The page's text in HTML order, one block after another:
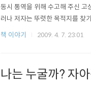
동시 통역을 위해 수고해 주신 고
러나 저자는 뚜렷한 목적지를 찾
원래 불확실한 것이다. 열정을 가
책 이야기 2009. 4. 7. 23:01
나는 누굴까? 자